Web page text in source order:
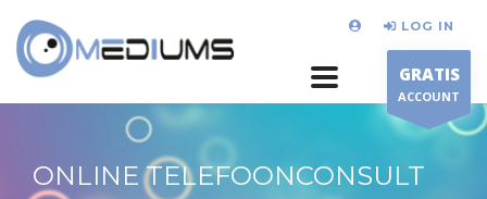
LOG IN
GRATIS
ACCOUNT
ONLINE TELEFOONCONSULT